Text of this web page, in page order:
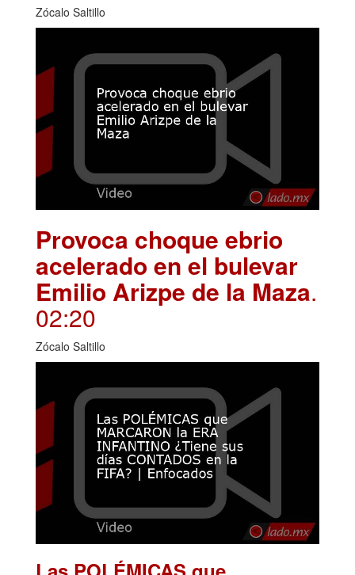
Zócalo Saltillo
Provoca choque ebrio
acelerado en el bulevar
Emilio Arizpe de la Maza.
02:20
Zócalo Saltillo